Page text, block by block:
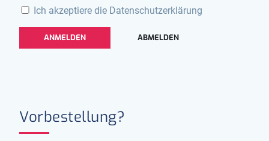
Ich akzeptiere die Datenschutzerklärung
Vorbestellung?